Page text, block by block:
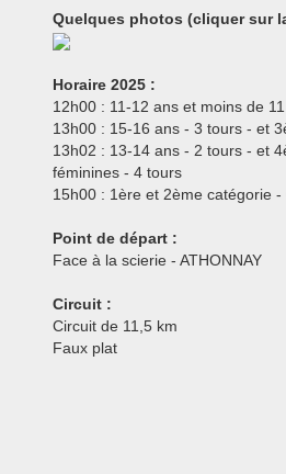
Quelques photos (cliquer sur
Horaire 2025 :
12h00 : 11-12 ans et moins de
13h00 : 15-16 ans - 3 tours - et
13h02 : 13-14 ans - 2 tours - et
féminines - 4 tours
15h00 : 1ère et 2ème catégorie -
Point de départ :
Face à la scierie - ATHONNAY
Circuit :
Circuit de 11,5 km
Faux plat